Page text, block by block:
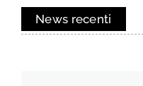
News recenti